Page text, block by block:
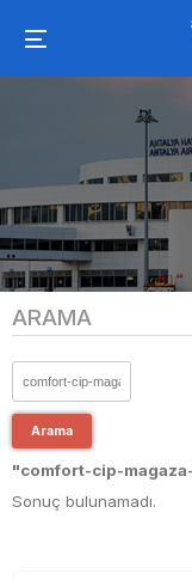
ARAMA
Arama
"comfort-cip-
Sonuç bulunamadı.